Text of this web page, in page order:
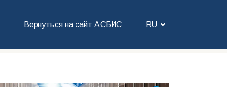
Вернуться на сайт АСБИС RU